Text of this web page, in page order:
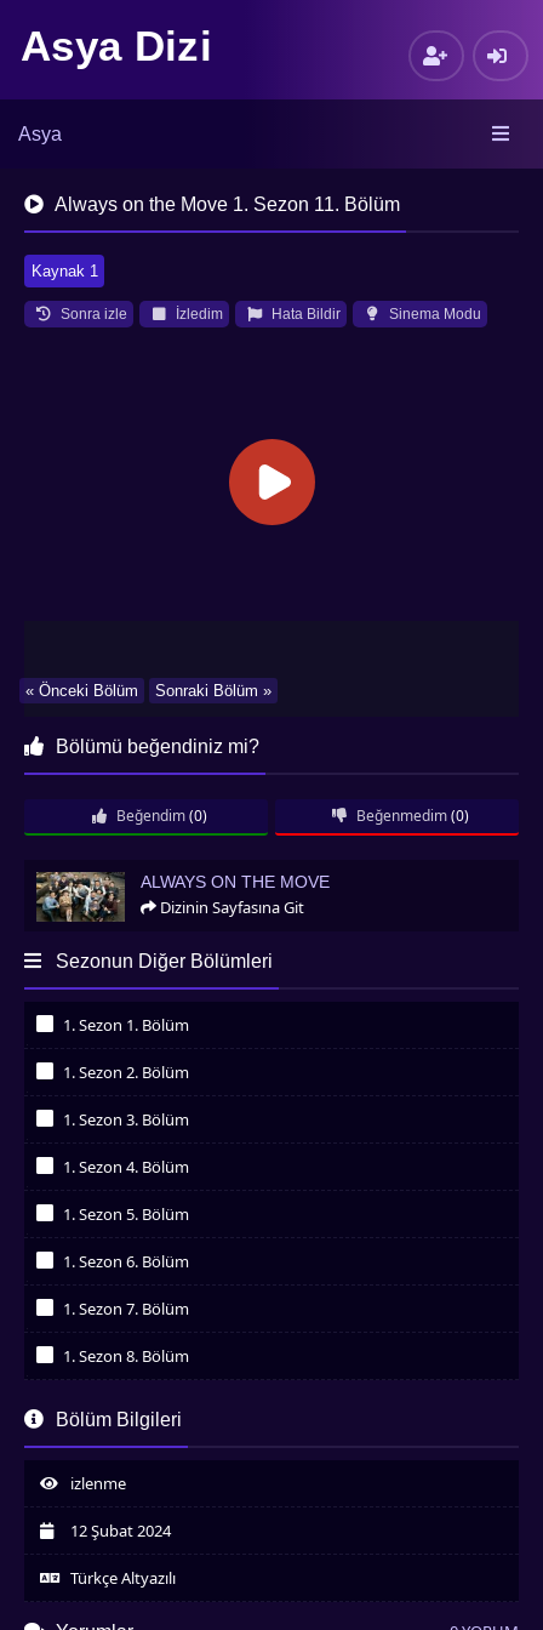
Asya Dizi
Asya
Always on the Move 1. Sezon 11. Bölüm
Kaynak 1
Sonra izle İzledim Hata Bildir Sinema Modu
Sonraki Bölüm »
« Önceki Bölüm
Bölümü beğendiniz mi?
Beğendim (0) Beğenmedim (0)
Always on the Move
ALWAYS ON THE MOVE
Dizinin Sayfasına Git
Sezonun Diğer Bölümleri
1. Sezon 1. Bölüm
1. Sezon 2. Bölüm
1. Sezon 3. Bölüm
1. Sezon 4. Bölüm
1. Sezon 5. Bölüm
1. Sezon 6. Bölüm
1. Sezon 7. Bölüm
1. Sezon 8. Bölüm
İzledim
İzledim
1. Sezon 10. Bölüm
İzledim
İzledim
1. Sezon 12. Bölüm
İzledim
1. Sezon 13. Bölüm
Bölüm Bilgileri
izlenme
12 Şubat 2024
Türkçe Altyazılı